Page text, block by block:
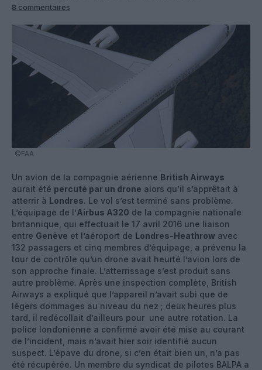
8 commentaires
©FAA
Un avion de la compagnie aérienne British Airways
aurait été percuté par un drone alors qu’il s’apprêtait à
atterrir à Londres. Le vol s’est terminé sans problème.
L’équipage de l’Airbus A320 de la compagnie nationale
britannique, qui effectuait le 17 avril 2016 une liaison
entre Genève et l’aéroport de Londres-Heathrow avec
132 passagers et cinq membres d’équipage, a prévenu la
tour de contrôle qu’un drone avait heurté l’avion lors de
son approche finale. L’atterrissage s’est produit sans
autre problème. Après une inspection complète, British
Airways a expliqué que l’appareil n’avait subi que de
légers dommages au niveau du nez ; deux heures plus
tard, il redécollait d’ailleurs pour une autre rotation. La
police londonienne a confirmé avoir été mise au courant
de l’incident, mais n’avait hier soir identifié aucun
suspect. L’épave du drone, si c’en était bien un, n’a pas
été récupérée. Un membre du syndicat de pilotes BALPA a